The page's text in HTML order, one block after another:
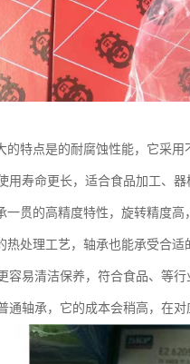
的特点是的耐腐蚀性能，它采
用寿命更长，适合食品加工、
一贯的高精度特性，旋转精度
热处理工艺，轴承也能承受合适
容易清洁保养，符合食品、等
通轴承，它的成本会稍高，在